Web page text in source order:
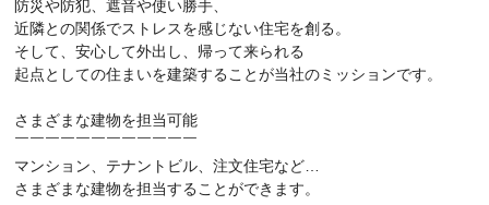
防災や防犯、遮音や使い勝手、
近隣との関係でストレスを感じない住宅を創る。
そして、安心して外出し、帰って来られる
起点としての住まいを建築することが当社のミッションです。
さまざまな建物を担当可能
￣￣￣￣￣￣￣￣￣￣￣￣
マンション、テナントビル、注文住宅など…
さまざまな建物を担当することができます。